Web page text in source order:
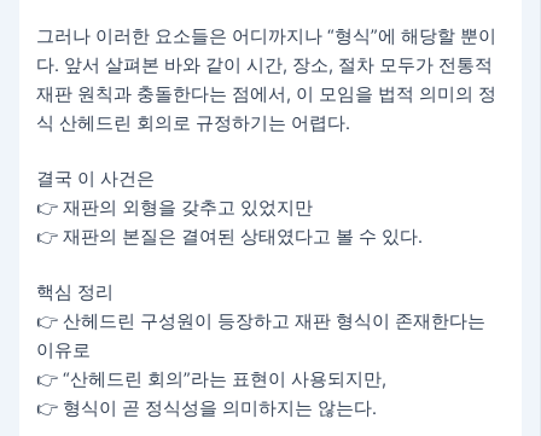
그러나 이러한 요소들은 어디까지나 “형식”에 해당할 뿐이
다. 앞서 살펴본 바와 같이 시간, 장소, 절차 모두가 전통적
재판 원칙과 충돌한다는 점에서, 이 모임을 법적 의미의 정
식 산헤드린 회의로 규정하기는 어렵다.
결국 이 사건은
👉 재판의 외형을 갖추고 있었지만
👉 재판의 본질은 결여된 상태였다고 볼 수 있다.
핵심 정리
👉 산헤드린 구성원이 등장하고 재판 형식이 존재한다는
이유로
👉 “산헤드린 회의”라는 표현이 사용되지만,
👉 형식이 곧 정식성을 의미하지는 않는다.